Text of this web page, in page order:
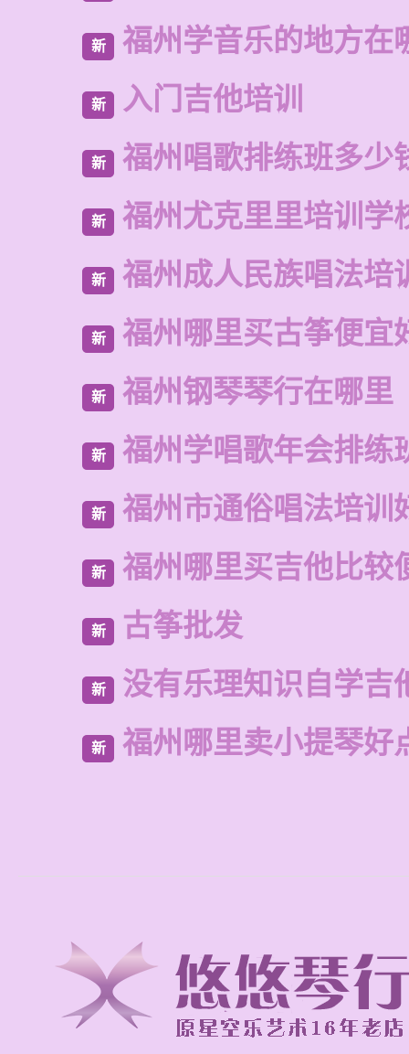
新 福州学音乐的地方在
新 入门吉他培训
新 福州唱歌排练班多少
新 福州尤克里里培训学
新 福州成人民族唱法培
新 福州哪里买古筝便宜
新 福州钢琴琴行在哪里
新 福州学唱歌年会排练
新 福州市通俗唱法培训
新 福州哪里买吉他比较
新 古筝批发
新 没有乐理知识自学吉
新 福州哪里卖小提琴好